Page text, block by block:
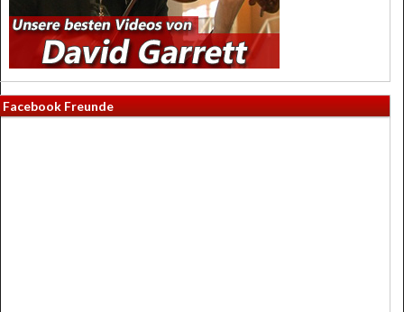
Facebook Freunde